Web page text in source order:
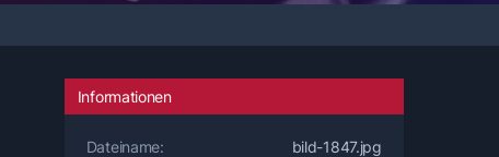
Informationen
Dateiname
bild-1847.jpg